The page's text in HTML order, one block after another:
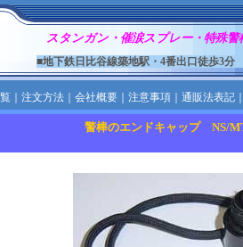
スタンガン・催涙スプレー・特殊
■地下鉄日比谷線築地駅・4番出口徒歩3
｜ 注文方法｜ 会社概要｜ 注意事項｜ 通販法表記｜
警棒のエンドキャップ NS/